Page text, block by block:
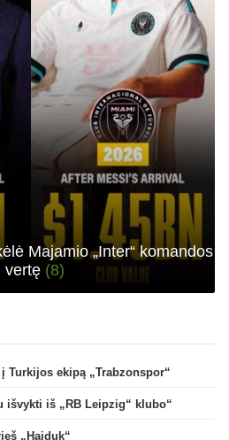
Majamio „Inter“ komandos
vertę (8)
Turkijos ekipą „Trabzonspor“
išvykti iš „RB Leipzig“ klubo“
„Hajduk“